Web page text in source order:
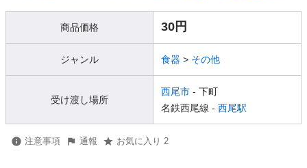
商品価格 30円
ジャンル 食器 > その他
受け渡し場所
西尾市 - 下町
名鉄西尾線 - 西尾駅
注意事項 通報 お気に入り 2